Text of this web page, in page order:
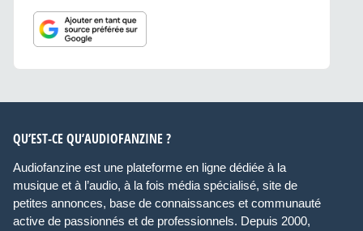
QU’EST-CE QU’AUDIOFANZINE ?
Audiofanzine est une plateforme en ligne dédiée à la
musique et à l’audio, à la fois média spécialisé, site de
petites annonces, base de connaissances et communauté
active de passionnés et de professionnels. Depuis 2000,